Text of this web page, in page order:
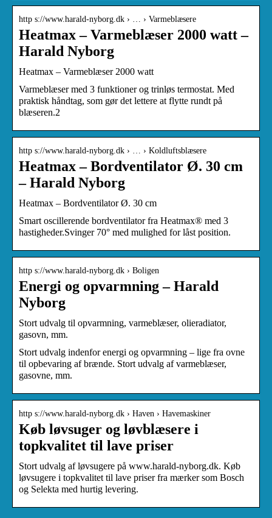
http s://www.harald-nyborg.dk › … › Varmeblæsere
Heatmax – Varmeblæser 2000 watt –
Harald Nyborg
Heatmax – Varmeblæser 2000 watt
Varmeblæser med 3 funktioner og trinløs termostat. Med
praktisk håndtag, som gør det lettere at flytte rundt på
blæseren.2
http s://www.harald-nyborg.dk › … › Koldluftsblæsere
Heatmax – Bordventilator Ø. 30 cm
– Harald Nyborg
Heatmax – Bordventilator Ø. 30 cm
Smart oscillerende bordventilator fra Heatmax® med 3
hastigheder.Svinger 70° med mulighed for låst position.
http s://www.harald-nyborg.dk › Boligen
Energi og opvarmning – Harald
Nyborg
Stort udvalg til opvarmning, varmeblæser, olieradiator,
gasovn, mm.
Stort udvalg indenfor energi og opvarmning – lige fra ovne
til opbevaring af brænde. Stort udvalg af varmeblæser,
gasovne, mm.
http s://www.harald-nyborg.dk › Haven › Havemaskiner
Køb løvsuger og løvblæsere i
topkvalitet til lave priser
Stort udvalg af løvsugere på www.harald-nyborg.dk. Køb
løvsugere i topkvalitet til lave priser fra mærker som Bosch
og Selekta med hurtig levering.